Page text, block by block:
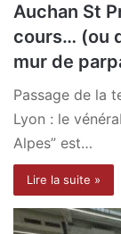
Auchan St
cours… (ou
mur de
Passage de la
Lyon : le
Alpes” est…
Lire la suite »